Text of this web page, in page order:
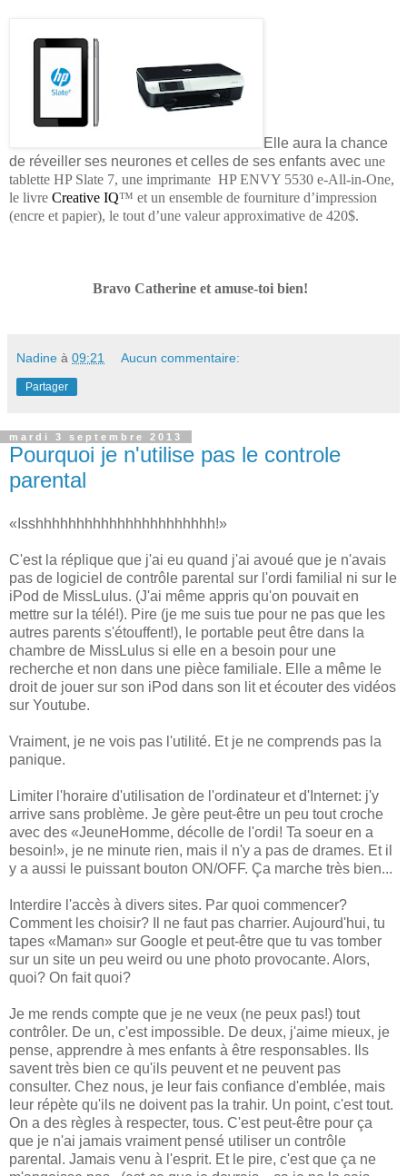
Elle aura la chance
de réveiller ses neurones et celles de ses enfants avec une
tablette HP Slate 7, une imprimante HP ENVY 5530 e-All-in-One,
le livre Creative IQ™ et un ensemble de fourniture d’impression
(encre et papier), le tout d’une valeur approximative de 420$.
Bravo Catherine et amuse-toi bien!
Nadine à 09:21 Aucun commentaire:
Partager
mardi 3 septembre 2013
Pourquoi je n'utilise pas le controle
parental
«Isshhhhhhhhhhhhhhhhhhhhhh!»
C'est la réplique que j'ai eu quand j'ai avoué que je n'avais
pas de logiciel de contrôle parental sur l'ordi familial ni sur le
iPod de MissLulus. (J'ai même appris qu'on pouvait en
mettre sur la télé!). Pire (je me suis tue pour ne pas que les
autres parents s'étouffent!), le portable peut être dans la
chambre de MissLulus si elle en a besoin pour une
recherche et non dans une pièce familiale. Elle a même le
droit de jouer sur son iPod dans son lit et écouter des vidéos
sur Youtube.
Vraiment, je ne vois pas l'utilité. Et je ne comprends pas la
panique.
Limiter l'horaire d'utilisation de l'ordinateur et d'Internet: j'y
arrive sans problème. Je gère peut-être un peu tout croche
avec des «JeuneHomme, décolle de l'ordi! Ta soeur en a
besoin!», je ne minute rien, mais il n'y a pas de drames. Et il
y a aussi le puissant bouton ON/OFF. Ça marche très bien...
Interdire l'accès à divers sites. Par quoi commencer?
Comment les choisir? Il ne faut pas charrier. Aujourd'hui, tu
tapes «Maman» sur Google et peut-être que tu vas tomber
sur un site un peu weird ou une photo provocante. Alors,
quoi? On fait quoi?
Je me rends compte que je ne veux (ne peux pas!) tout
contrôler. De un, c'est impossible. De deux, j'aime mieux, je
pense, apprendre à mes enfants à être responsables. Ils
savent très bien ce qu'ils peuvent et ne peuvent pas
consulter. Chez nous, je leur fais confiance d'emblée, mais
leur répète qu'ils ne doivent pas la trahir. Un point, c'est tout.
On a des règles à respecter, tous. C'est peut-être pour ça
que je n'ai jamais vraiment pensé utiliser un contrôle
parental. Jamais venu à l'esprit. Et le pire, c'est que ça ne